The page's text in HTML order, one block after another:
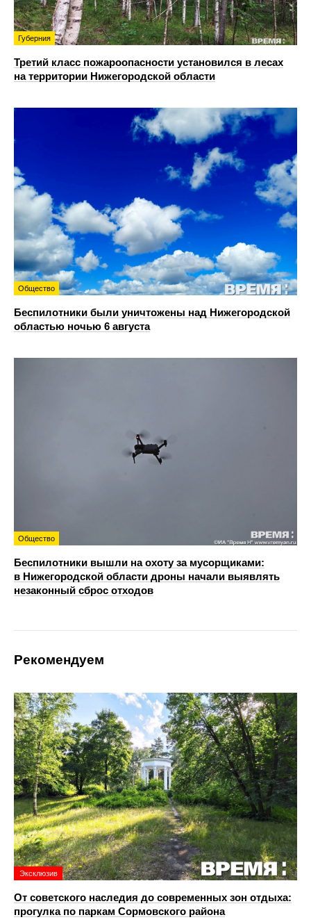
Губерния
Третий класс пожароопасности установился в лесах
на территории Нижегородской области
Общество
Беспилотники были уничтожены над Нижегородской
областью ночью 6 августа
Общество
Беспилотники вышли на охоту за мусорщиками:
в Нижегородской области дроны начали выявлять
незаконный сброс отходов
Рекомендуем
Эксклюзив
От советского наследия до современных зон отдыха:
прогулка по паркам Сормовского района